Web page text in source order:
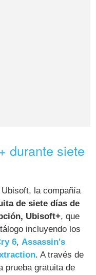
durante siete
la compañía
de siete días de
Ubisoft+, que
incluyendo los
6,Assassin's
. A través de
prueba gratuita de